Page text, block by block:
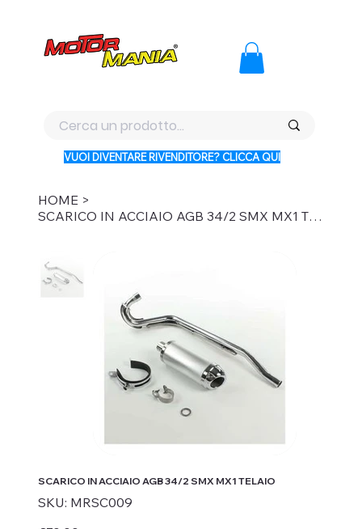
VUOI DIVENTARE RIVENDITORE? CLICCA QUI
HOME >
SCARICO IN ACCIAIO AGB 34/2 SMX MX1 TELAIO
SCARICO IN ACCIAIO AGB 34/2 SMX MX1 TELAIO
SKU: SKU
MRSC009
MRSC009
Price